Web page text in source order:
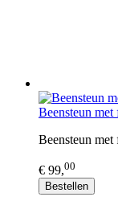
Beensteun
Beensteun
€ 99,00
Bestellen